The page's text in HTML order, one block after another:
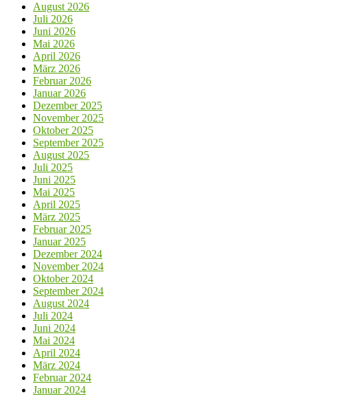
August 2026
Juli 2026
Juni 2026
Mai 2026
April 2026
März 2026
Februar 2026
Januar 2026
Dezember 2025
November 2025
Oktober 2025
September 2025
August 2025
Juli 2025
Juni 2025
Mai 2025
April 2025
März 2025
Februar 2025
Januar 2025
Dezember 2024
November 2024
Oktober 2024
September 2024
August 2024
Juli 2024
Juni 2024
Mai 2024
April 2024
März 2024
Februar 2024
Januar 2024